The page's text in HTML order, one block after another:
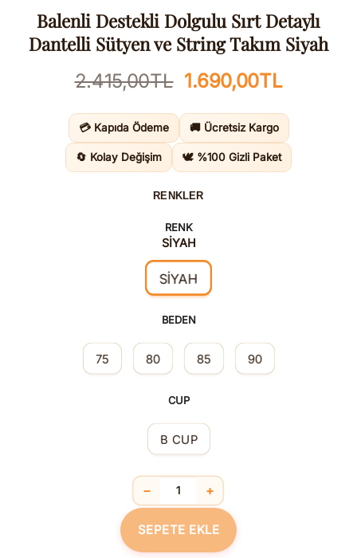
Balenli Destekli Dolgulu Sırt Detaylı
Dantelli Sütyen ve String Takım Siyah
2.415,00TL Orijinal
2.415,00TL.
1.690,00TLŞu
💳 Kapıda Ödeme 🚚 Ücretsiz Kargo
🔄 Kolay Değişim 🕊️ %100 Gizli Paket
RENKLER
RENK
SİYAH
SİYAH
BEDEN
75 80 85 90
CUP
B CUP
Balenli Destekli Dolgulu Sırt Detaylı
− +
SEPETE EKLE